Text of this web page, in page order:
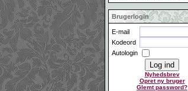
Brugerlogin
E-mail
Kodeord
Autologin
Nyhedsbrev
Opret ny bruger
Glemt password?